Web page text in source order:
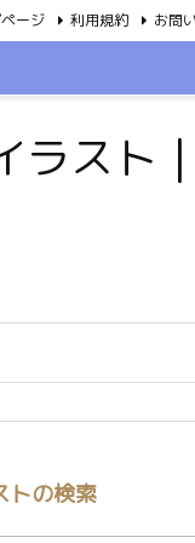
ージ 利用規約 お問
スト
トの検索